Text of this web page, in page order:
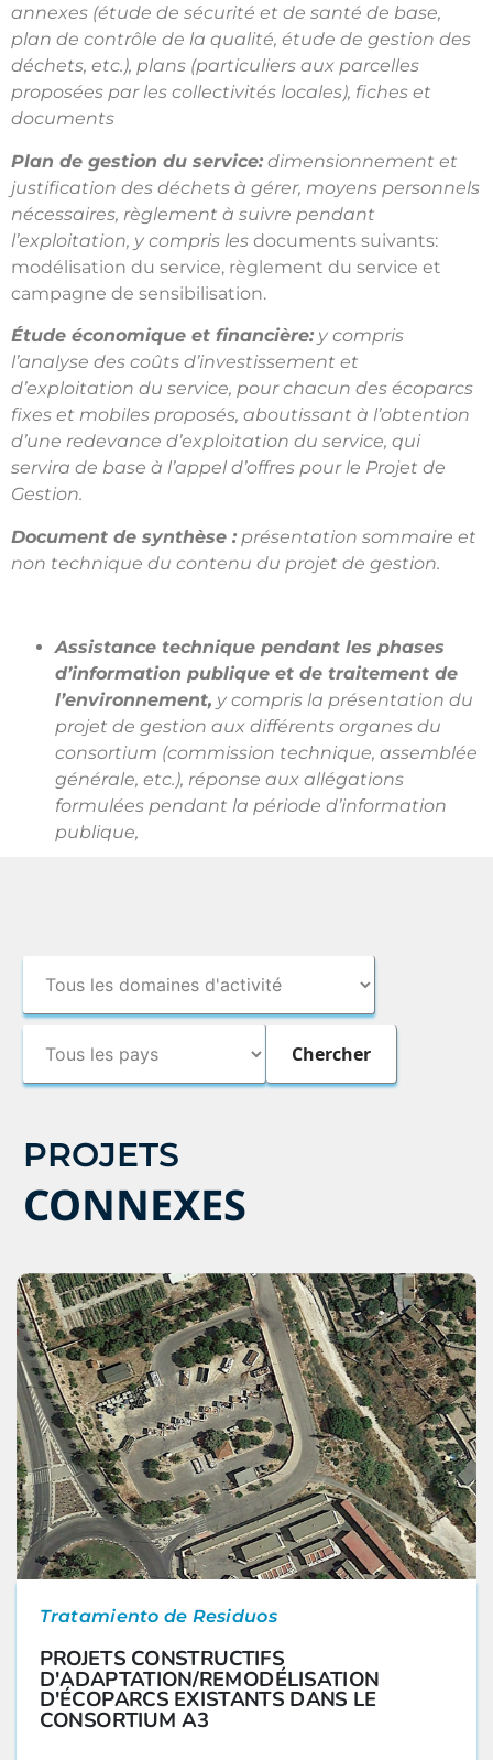
annexes (étude de sécurité et de santé de base,
plan de contrôle de la qualité, étude de gestion des
déchets, etc.), plans (particuliers aux parcelles
proposées par les collectivités locales), fiches et
documents
Plan de gestion du service: dimensionnement et
justification des déchets à gérer, moyens personnels
nécessaires, règlement à suivre pendant
l’exploitation, y compris les documents suivants:
modélisation du service, règlement du service et
campagne de sensibilisation.
Étude économique et financière: y compris
l’analyse des coûts d’investissement et
d’exploitation du service, pour chacun des écoparcs
fixes et mobiles proposés, aboutissant à l’obtention
d’une redevance d’exploitation du service, qui
servira de base à l’appel d’offres pour le Projet de
Gestion.
Document de synthèse : présentation sommaire et
non technique du contenu du projet de gestion.
Assistance technique pendant les phases
d’information publique et de traitement de
l’environnement, y compris la présentation du
projet de gestion aux différents organes du
consortium (commission technique, assemblée
générale, etc.), réponse aux allégations
formulées pendant la période d’information
publique,
PROJETS
CONNEXES
Tratamiento de Residuos
PROJETS CONSTRUCTIFS
D'ADAPTATION/REMODÉLISATION
D'ÉCOPARCS EXISTANTS DANS LE
CONSORTIUM A3